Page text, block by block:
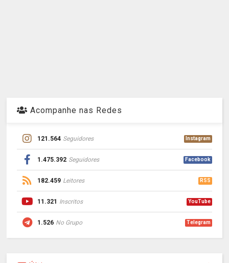
Acompanhe nas Redes
121.564 Seguidores Instagram
1.475.392 Seguidores Facebook
182.459 Leitores RSS
11.321 Inscritos YouTube
1.526 No Grupo Telegram